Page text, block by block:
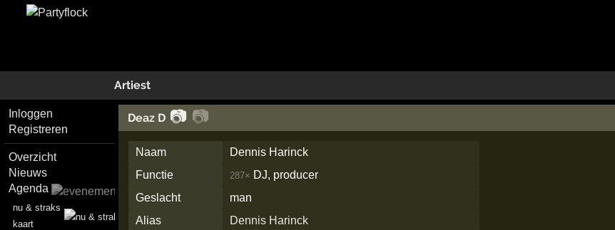
Artiest
Inloggen
Registreren
Overzicht
Nieuws
Agenda
nu & straks
kaart
Deaz D 📷 📷
Naam
Dennis Harinck
Functie
287× DJ, producer
Geslacht
man
Alias
Dennis Harinck